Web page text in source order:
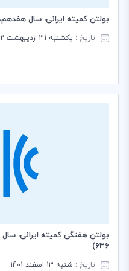
بولتن کمیته ایرانی، سال هفدهم، شماره ۱ (شماره
تاریخ : یکشنبه 31 اردیبهشت 1402
636)
تاریخ : شنبه 13 اسفند 1401